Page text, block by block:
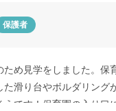
保護者
ため見学をしました。
た滑り台やボルダリン
うです！保育園の入り